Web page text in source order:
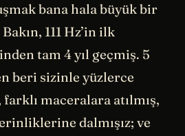
bana hala büyük bir
111 Hz’in ilk
tam 4 yıl geçmiş. 5
beri sizinle yüzlerce
maceralara atılmış,
dalmışız; ve